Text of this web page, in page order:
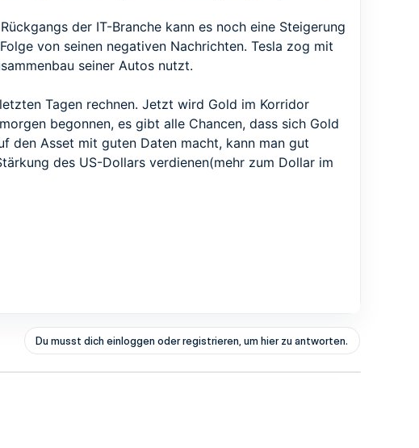
der IT-Branche kann es noch eine Steigerung
von seinen negativen Nachrichten. Tesla zog mit
seiner Autos nutzt.
Tagen rechnen. Jetzt wird Gold im Korridor
begonnen, es gibt alle Chancen, dass sich Gold
den Asset mit guten Daten macht, kann man gut
des US-Dollars verdienen(mehr zum Dollar im
Du musst dich einloggen oder registrieren, um hier zu antworten.